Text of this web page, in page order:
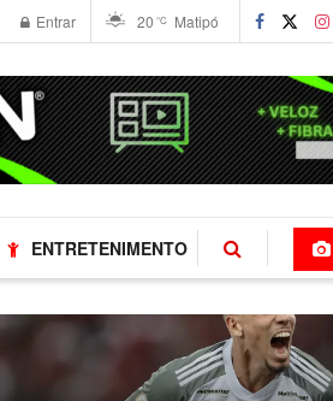
Entrar 20 °C Matipó
ENTRETENIMENTO